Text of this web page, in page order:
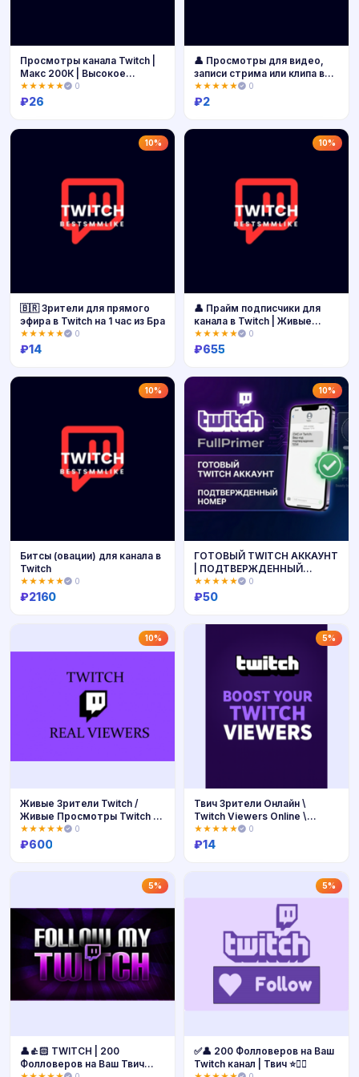
Просмотры канала Twitch |
Макс 200К | Высокое
качество
★★★★★ 0
₽26
👤 Просмотры для видео,
записи стрима или клипа в
Twitc
★★★★★ 0
₽2
10%
🇧🇷 Зрители для прямого
эфира в Twitch на 1 час из Бра
★★★★★ 0
₽14
10%
Купить
👤 Прайм подписчики для
канала в Twitch | Живые
люди
★★★★★ 0
₽655
10%
Битсы (овации) для канала в
Twitch
★★★★★ 0
₽2160
10%
ГОТОВЫЙ TWITCH АККАУНТ
| ПОДТВЕРЖДЕННЫЙ
НОМЕР |
★★★★★ 0
₽50
10%
Живые Зрители Twitch /
Живые Просмотры Twitch /
Продвижение канала Twitch
★★★★★ 0
₽600
5%
Твич Зрители Онлайн \
Twitch Viewers Online \
Тонкая Настройка + ГЕО +
Рейды
★★★★★ 0
₽14
5%
👤👍🏻 TWITCH | 200
Фолловеров на Ваш Твич
5%
✅👤 200 Фолловеров на Ваш
Twitch канал | Твич ⭐👍🏻